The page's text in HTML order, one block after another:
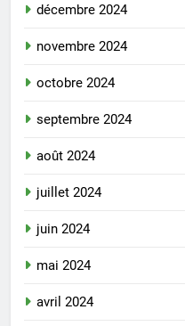
décembre 2024
novembre 2024
octobre 2024
septembre 2024
août 2024
juillet 2024
juin 2024
mai 2024
avril 2024